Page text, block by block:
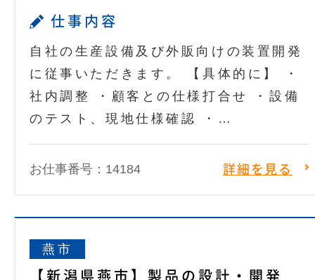
仕事内容
自社の生産設備及び外販向けの装置開発
に従事いただきます。 【具体的に】 ・
社内調整 ・顧客との仕様打合せ ・設備
のテスト、現地仕様確認 ・…
お仕事番号：14184 詳細を見る
燕市
【新潟県燕市】製品の設計・開発